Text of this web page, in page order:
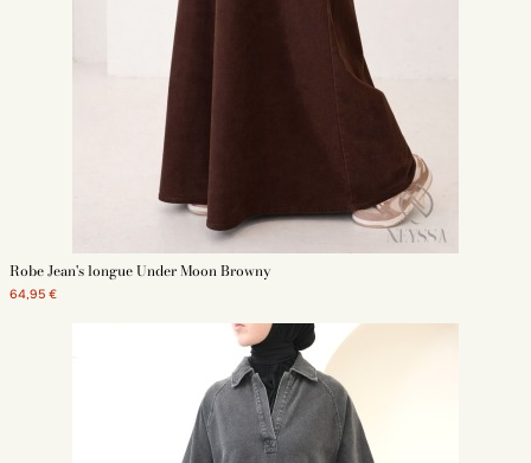
Robe Jean's longue Under Moon Browny
64,95 €